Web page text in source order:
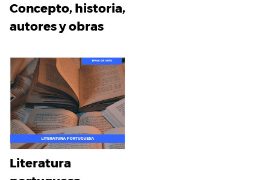
Concepto, historia,
autores y obras
Literatura